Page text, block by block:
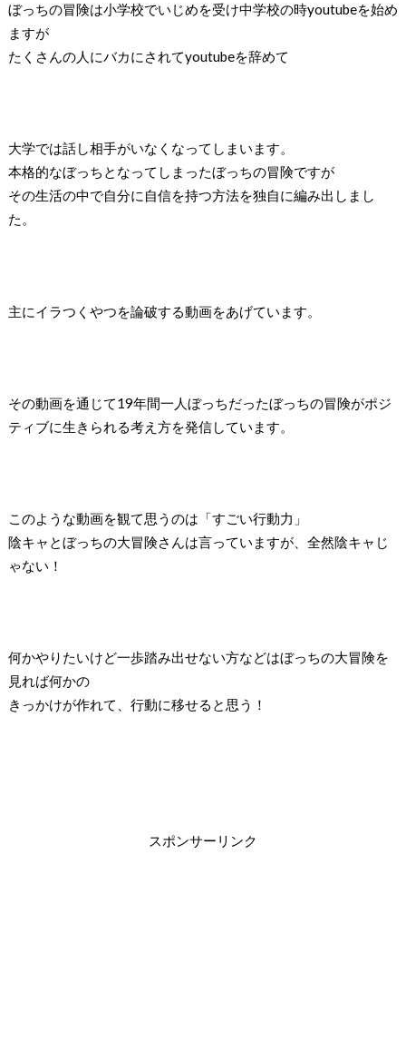
ぼっちの冒険は小学校でいじめを受け中学校の時youtubeを始め
ますが
たくさんの人にバカにされてyoutubeを辞めて
大学では話し相手がいなくなってしまいます。
本格的なぼっちとなってしまったぼっちの冒険ですが
その生活の中で自分に自信を持つ方法を独自に編み出しまし
た。
主にイラつくやつを論破する動画をあげています。
その動画を通じて19年間一人ぼっちだったぼっちの冒険がポジ
ティブに生きられる考え方を発信しています。
このような動画を観て思うのは「すごい行動力」
陰キャとぼっちの大冒険さんは言っていますが、全然陰キャじ
ゃない！
何かやりたいけど一歩踏み出せない方などはぼっちの大冒険を
見れば何かの
きっかけが作れて、行動に移せると思う！
スポンサーリンク